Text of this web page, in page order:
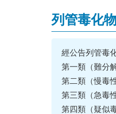
列管毒化
經公告列管毒
第一類（難分
第二類（慢毒
第三類（急毒
第四類（疑似